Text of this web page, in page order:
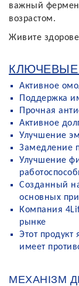
важный
возрастом.
Живите
Активное
Поддержка
Прочная
Активное
Улучшение
Замедление
Улучшение
Созданный
основных
Компания
рынке
Этот
имеет
МЕХАНІЗМ